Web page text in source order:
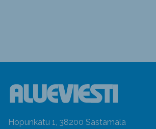
Hopunkatu 1, 38200 Sastamala